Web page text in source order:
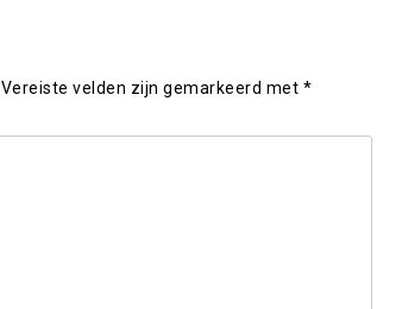
Vereiste velden zijn gemarkeerd met *